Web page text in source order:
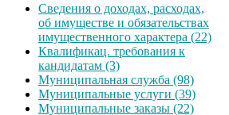
Сведения о доходах, расходах,
об имуществе и обязательствах
имущественного характера (22)
Квалификац. требования к
кандидатам (3)
Муниципальная служба (98)
Муниципальные услуги (39)
Муниципальные заказы (22)